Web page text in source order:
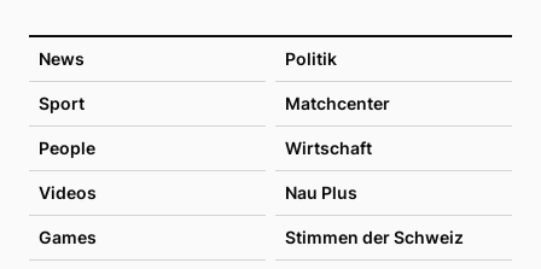
News Politik
Sport Matchcenter
People Wirtschaft
Videos Nau Plus
Games Stimmen der Schweiz